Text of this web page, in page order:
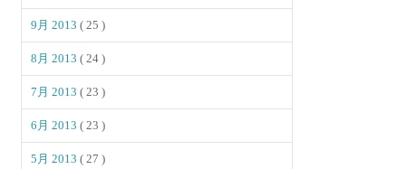
9月 2013( 25 )
8月 2013( 24 )
7月 2013( 23 )
6月 2013( 23 )
5月 2013( 27 )